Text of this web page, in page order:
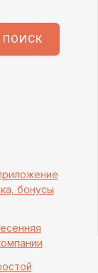
ПОИСК
бонусы